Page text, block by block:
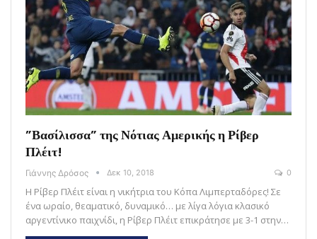
”Βασίλισσα” της Νότιας Αμερικής η Ρίβερ
Πλέιτ!
Γιάννης Δρόσος Δεκ 10, 2018 0
Η Ρίβερ Πλέιτ είναι η νικήτρια του Κόπα Λιμπερταδόρες! Σε
ένα ωραίο, θεαματικό, δυναμικό… με λίγα λόγια κλασικό
αργεντίνικο παιχνίδι, η Ρίβερ Πλέιτ επικράτησε με 3-1 στην…